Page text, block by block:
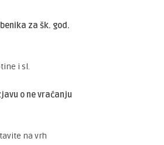
za šk. god.
i sl.
o ne vraćanju
na vrh